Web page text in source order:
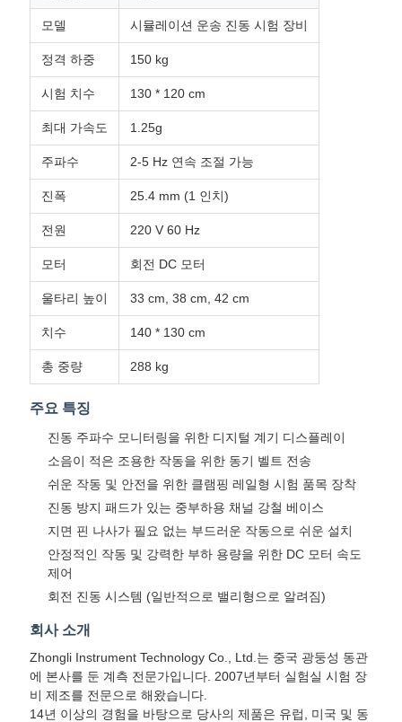
SITEMAP
PRIVACY
POLICY
모델 시뮬레이션 운송 진동 시험 장비
정격 하중 150 kg
시험 치수 130 * 120 cm
최대 가속도 1.25g
주파수 2-5 Hz 연속 조절 가능
진폭 25.4 mm (1 인치)
전원 220 V 60 Hz
모터 회전 DC 모터
울타리 높이 33 cm, 38 cm, 42 cm
치수 140 * 130 cm
총 중량 288 kg
주요 특징
진동 주파수 모니터링을 위한 디지털 계기 디스플레이
소음이 적은 조용한 작동을 위한 동기 벨트 전송
쉬운 작동 및 안전을 위한 클램핑 레일형 시험 품목 장착
진동 방지 패드가 있는 중부하용 채널 강철 베이스
지면 핀 나사가 필요 없는 부드러운 작동으로 쉬운 설치
안정적인 작동 및 강력한 부하 용량을 위한 DC 모터 속도
제어
회전 진동 시스템 (일반적으로 밸리형으로 알려짐)
회사 소개
Zhongli Instrument Technology Co., Ltd.는 중국 광둥성 동관
에 본사를 둔 계측 전문가입니다. 2007년부터 실험실 시험 장
비 제조를 전문으로 해왔습니다.
14년 이상의 경험을 바탕으로 당사의 제품은 유럽, 미국 및 동